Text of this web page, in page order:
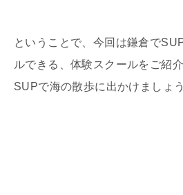
ということで、今回は鎌倉で
ルできる、体験スクールをご紹
SUPで海の散歩に出かけましょう